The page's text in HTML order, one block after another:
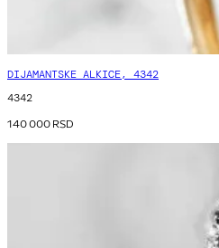
DIJAMANTSKE ALKICE, 4342
4342
140 000RSD